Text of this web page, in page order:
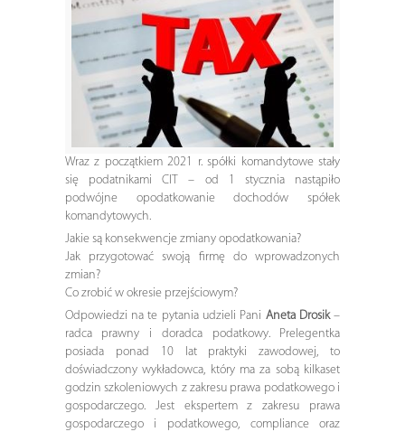
Wraz z początkiem 2021 r. spółki komandytowe stały
się podatnikami CIT – od 1 stycznia nastąpiło
podwójne opodatkowanie dochodów spółek
komandytowych.
Jakie są konsekwencje zmiany opodatkowania?
Jak przygotować swoją firmę do wprowadzonych
zmian?
Co zrobić w okresie przejściowym?
Odpowiedzi na te pytania udzieli Pani Aneta Drosik–
radca prawny i doradca podatkowy. Prelegentka
posiada ponad 10 lat praktyki zawodowej, to
doświadczony wykładowca, który ma za sobą kilkaset
godzin szkoleniowych z zakresu prawa podatkowego i
gospodarczego. Jest ekspertem z zakresu prawa
gospodarczego i podatkowego, compliance oraz